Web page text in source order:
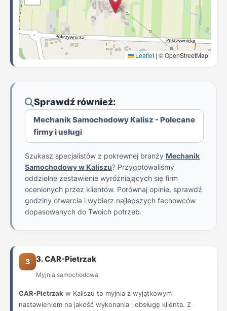
Leaflet | © OpenStreetMap
Sprawdź również:
Mechanik Samochodowy Kalisz - Polecane
firmy i usługi
Szukasz specjalistów z pokrewnej branży Mechanik
Samochodowy w Kaliszu? Przygotowaliśmy
oddzielne zestawienie wyróżniających się firm
ocenionych przez klientów. Porównaj opinie, sprawdź
godziny otwarcia i wybierz najlepszych fachowców
dopasowanych do Twoich potrzeb.
3 3. CAR-Pietrzak
Myjnia samochodowa
CAR-Pietrzak w Kaliszu to myjnia z wyjątkowym
nastawieniem na jakość wykonania i obsługę klienta. Z